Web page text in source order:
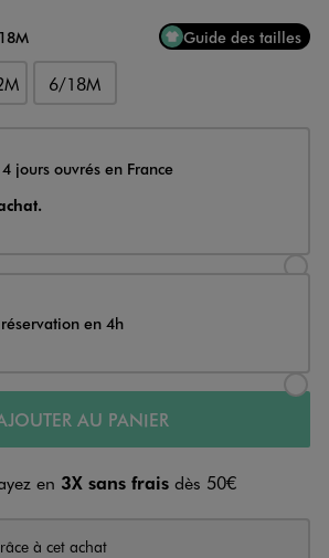
Guide des tailles
6/18M
jours ouvrés en France
en 4h
AU PANIER
en 3X sans frais dès 50€
à cet achat